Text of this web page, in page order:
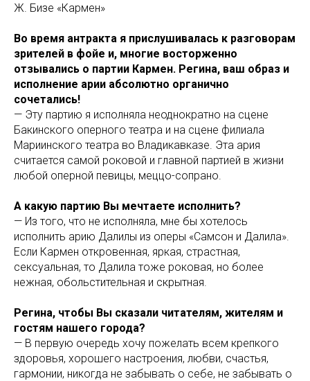
Ж. Бизе «Кармен»
Во время антракта я прислушивалась к разговорам
зрителей в фойе и, многие восторженно
отзывались о партии Кармен. Регина, ваш образ и
исполнение арии абсолютно органично
сочетались!
— Эту партию я исполняла неоднократно на сцене
Бакинского оперного театра и на сцене филиала
Мариинского театра во Владикавказе. Эта ария
считается самой роковой и главной партией в жизни
любой оперной певицы, меццо-сопрано.
А какую партию Вы мечтаете исполнить?
— Из того, что не исполняла, мне бы хотелось
исполнить арию Далилы из оперы «Самсон и Далила».
Если Кармен откровенная, яркая, страстная,
сексуальная, то Далила тоже роковая, но более
нежная, обольстительная и скрытная.
Регина, чтобы Вы сказали читателям, жителям и
гостям нашего города?
— В первую очередь хочу пожелать всем крепкого
здоровья, хорошего настроения, любви, счастья,
гармонии, никогда не забывать о себе, не забывать о